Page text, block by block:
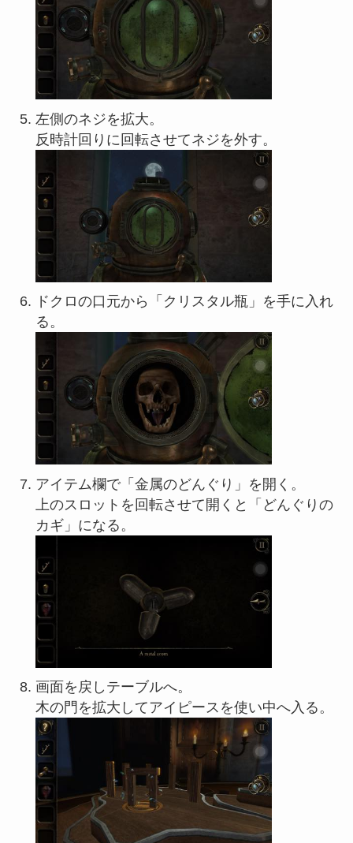
左側のネジを拡大。
反時計回りに回転させてネジを外す。
ドクロの口元から「クリスタル瓶」を手に入れ
る。
アイテム欄で「金属のどんぐり」を開く。
上のスロットを回転させて開くと「どんぐりの
カギ」になる。
画面を戻しテーブルへ。
木の門を拡大してアイピースを使い中へ入る。